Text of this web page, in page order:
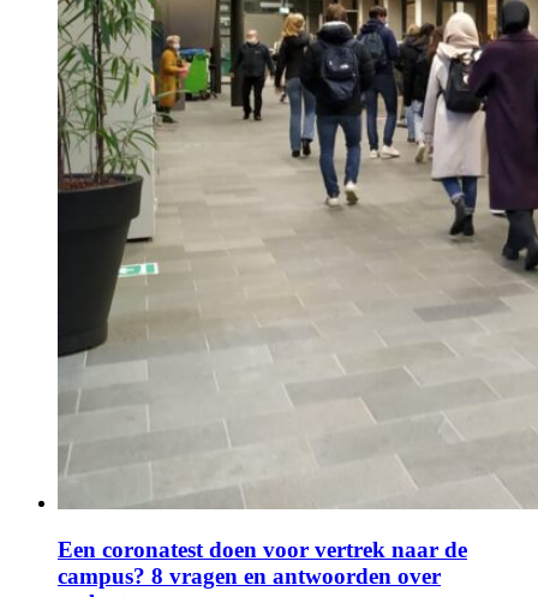
Een coronatest doen voor vertrek naar de
campus? 8 vragen en antwoorden over